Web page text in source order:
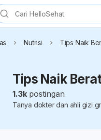
Nutrisi Tips Naik
Tips Naik
1.3k postingan
Tanya dokter dan ahli gizi